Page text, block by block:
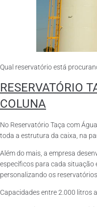
Qual reservatório está
RESERVATÓRIO
COLUNA
No Reservatório Taça com
toda a estrutura da caixa, na
Além do mais, a empresa
específicos para cada situação
personalizando os
Capacidades entre 2.000 litros